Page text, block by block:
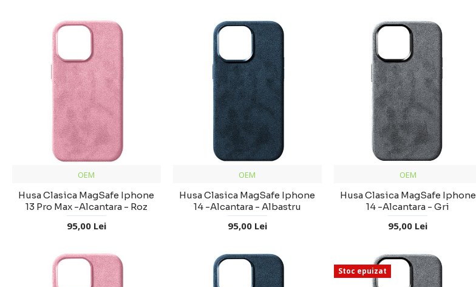
OEM
Husa Clasica MagSafe Iphone
13 Pro Max -Alcantara - Roz
95,00 Lei
OEM
Husa Clasica MagSafe Iphone
14 -Alcantara - Albastru
95,00 Lei
OEM
Husa Clasica MagSafe Iphone
14 -Alcantara - Gri
95,00 Lei
Stoc epuizat